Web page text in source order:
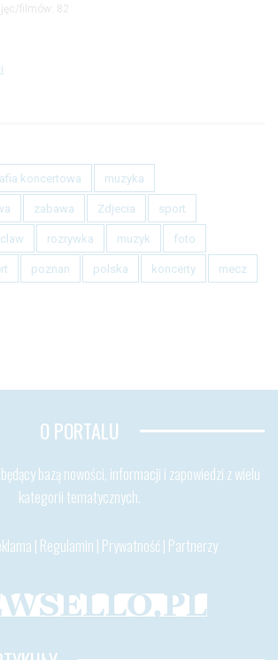
filmów: 82
koncertowa muzyka
zabawa Zdjecia sport
rozrywka muzyk foto
poznan polska koncerty mecz
O PORTALU
bazą nowości, informacji i zapowiedzi z wielu
kategorii tematycznych.
| Regulamin | Prywatność| Partnerzy